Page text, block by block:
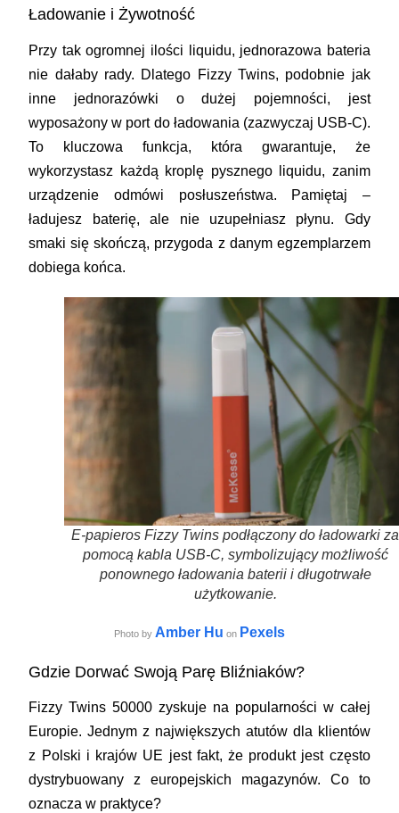
Ładowanie i Żywotność
Przy tak ogromnej ilości liquidu, jednorazowa bateria
nie dałaby rady. Dlatego Fizzy Twins, podobnie jak
inne jednorazówki o dużej pojemności, jest
wyposażony w port do ładowania (zazwyczaj USB-C).
To kluczowa funkcja, która gwarantuje, że
wykorzystasz każdą kroplę pysznego liquidu, zanim
urządzenie odmówi posłuszeństwa. Pamiętaj –
ładujesz baterię, ale nie uzupełniasz płynu. Gdy
smaki się skończą, przygoda z danym egzemplarzem
dobiega końca.
E-papieros Fizzy Twins podłączony do ładowarki za
pomocą kabla USB-C, symbolizujący możliwość
ponownego ładowania baterii i długotrwałe
użytkowanie.
Photo by Amber Hu on Pexels
Gdzie Dorwać Swoją Parę Bliźniaków?
Fizzy Twins 50000 zyskuje na popularności w całej
Europie. Jednym z największych atutów dla klientów
z Polski i krajów UE jest fakt, że produkt jest często
dystrybuowany z europejskich magazynów. Co to
oznacza w praktyce?